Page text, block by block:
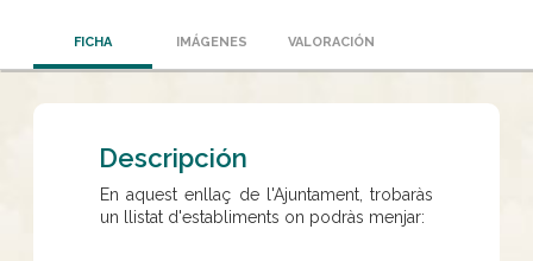
FICHA IMÁGENES VALORACIÓN
Descripción
En aquest enllaç de l'Ajuntament, trobaràs
un llistat d'establiments on podràs menjar: